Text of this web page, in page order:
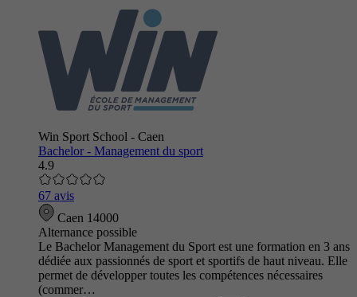
Win Sport School - Caen
Bachelor - Management du sport
4.9
67 avis
Caen 14000
Alternance possible
Le Bachelor Management du Sport est une formation en 3 ans
dédiée aux passionnés de sport et sportifs de haut niveau. Elle
permet de développer toutes les compétences nécessaires
(commer…